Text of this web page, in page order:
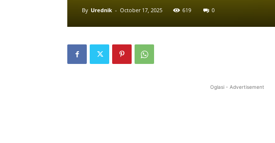
By Urednik - October 17, 2025 619 0
Oglasi - Advertisement